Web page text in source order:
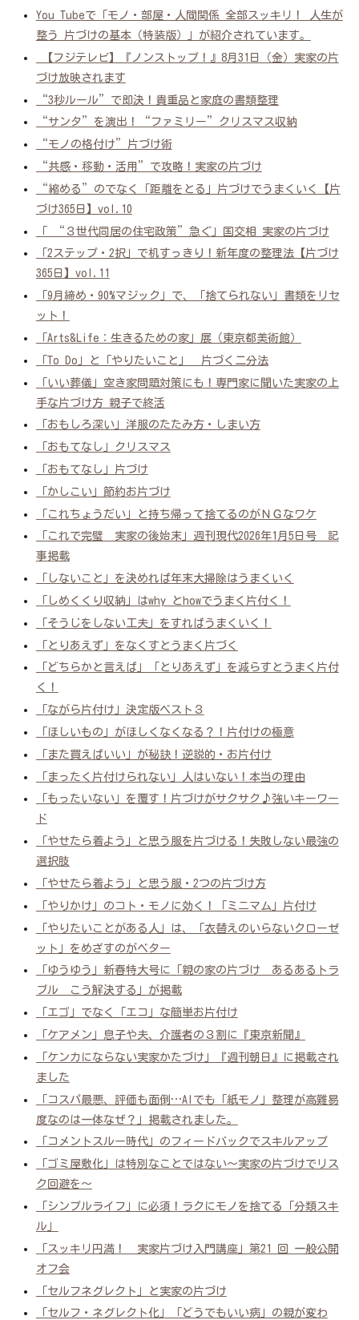
You Tubeで「モノ・部屋・人間関係 全部スッキリ！ 人生が
整う 片づけの基本（特装版）」が紹介されています。
【フジテレビ】『ノンストップ！』8月31日（金）実家の片
づけ放映されます
“3秒ルール”で即決！貴重品と家庭の書類整理
“サンタ”を演出！“ファミリー”クリスマス収納
“モノの格付け”片づけ術
“共感・移動・活用”で攻略！実家の片づけ
“縮める”のでなく「距離をとる」片づけでうまくいく【片
づけ365日】vol.10
「 “３世代同居の住宅政策”急ぐ」国交相 実家の片づけ
「2ステップ・2択」で机すっきり！新年度の整理法【片づけ
365日】vol.11
「9月締め・90%マジック」で、「捨てられない」書類をリセ
ット！
「Arts&Life：生きるための家」展（東京都美術館）
「To Do」と「やりたいこと」 片づく二分法
「いい葬儀」空き家問題対策にも！専門家に聞いた実家の上
手な片づけ方 親子で終活
「おもしろ深い」洋服のたたみ方・しまい方
「おもてなし」クリスマス
「おもてなし」片づけ
「かしこい」節約お片づけ
「これちょうだい」と持ち帰って捨てるのがＮＧなワケ
「これで完璧 実家の後始末」週刊現代2026年1月5日号 記
事掲載
「しないこと」を決めれば年末大掃除はうまくいく
「しめくくり収納」はwhy とhowでうまく片付く！
「そうじをしない工夫」をすればうまくいく！
「とりあえず」をなくすとうまく片づく
「どちらかと言えば」「とりあえず」を減らすとうまく片付
く！
「ながら片付け」決定版ベスト３
「ほしいもの」がほしくなくなる？！片付けの極意
「また買えばいい」が秘訣！逆説的・お片付け
「まったく片付けられない」人はいない！本当の理由
「もったいない」を覆す！片づけがサクサク♪強いキーワー
ド
「やせたら着よう」と思う服を片づける！失敗しない最強の
選択肢
「やせたら着よう」と思う服・2つの片づけ方
「やりかけ」のコト・モノに効く！「ミニマム」片付け
「やりたいことがある人」は、「衣替えのいらないクローゼ
ット」をめざすのがベター
「ゆうゆう」新春特大号に「親の家の片づけ あるあるトラ
ブル こう解決する」が掲載
「エゴ」でなく「エコ」な簡単お片付け
「ケアメン」息子や夫、介護者の３割に『東京新聞』
「ケンカにならない実家かたづけ」『週刊朝日』に掲載され
ました
「コスパ最悪、評価も面倒…AIでも「紙モノ」整理が高難易
度なのは一体なぜ？」掲載されました。
「コメントスルー時代」のフィードバックでスキルアップ
「ゴミ屋敷化」は特別なことではない～実家の片づけでリス
ク回避を～
「シンプルライフ」に必須！ラクにモノを捨てる「分類スキ
ル」
「スッキリ円満！ 実家片づけ入門講座」第21 回 一般公開
オフ会
「セルフネグレクト」と実家の片づけ
「セルフ・ネグレクト化」「どうでもいい病」の親が変わ